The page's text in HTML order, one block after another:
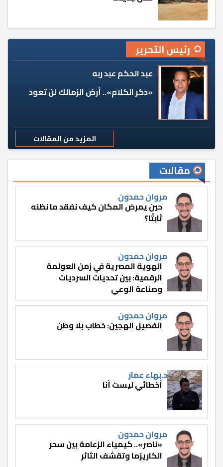
رئيس التحرير
عبد الحكم عبد ربه
«دكر الكلام».. أرض الزمالك لن تعود
المزيد من المقالات
مقالات
مروان حمدون
حين يمرض المكان كيف نفقد ما نظنه
ثابتًا؟
مروان حمدون
الهوية المصرية في زمن العولمة
الرقمية: بين تحديات السرديات
وصناعة الوعي
مروان حمدون
الفصيل الهجين: خطاب بلا وطن
د.بهاء عمار
أخطائي ليست أنا
مروان حمدون
«ناصر».. كيمياء الزعامة بين سحر
الكاريزما وتقشف الثائر